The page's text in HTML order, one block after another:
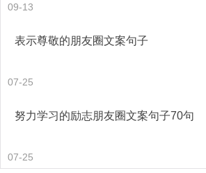
作量一致。但是，许多年前他们就遇到
时间毫无缘由地丢失了。他们不知道时
他们知道得很清楚：时间确实少了。就
段，但其中一条比另一条短了一英寸；
行，但是时间总是比工作少十分钟。他
的大门刚刚关上，他们到达港口时正好
赶到车站时火车刚刚开走。他们没有违
09-13
表示尊敬的朋友圈文案句子
07-25
努力学习的励志朋友圈文案句子70句
07-25